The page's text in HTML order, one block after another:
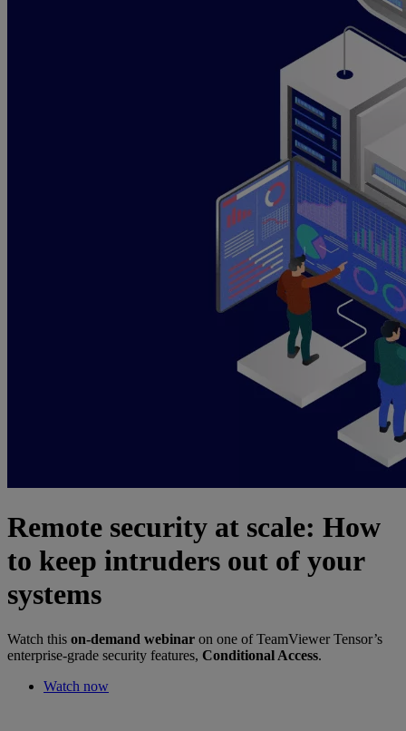
Remote security at scale: How
to keep intruders out of your
systems
Watch this on-demand webinar on one of TeamViewer Tensor’s
enterprise-grade security features, Conditional Access.
Watch now